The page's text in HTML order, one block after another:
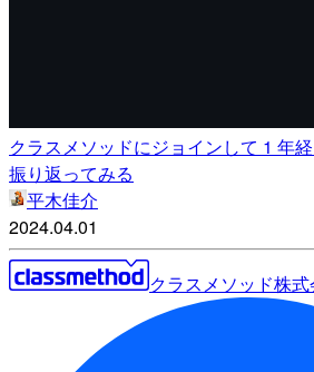
クラスメソッドにジョインして 1 年
振り返ってみる
平木佳介
2024.04.01
クラスメソッド株式